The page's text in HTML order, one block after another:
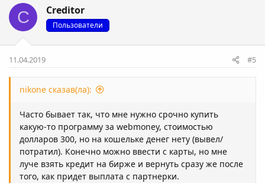
ц
і
ї
C Creditor
Пользователи
11.04.2019 #5
nikone сказав(ла):
Часто бывает так, что мне нужно срочно купить
какую-то программу за webmoney, стоимостью
долларов 300, но на кошельке денег нету (вывел/
потратил). Конечно можно ввести с карты, но мне
луче взять кредит на бирже и вернуть сразу же после
того, как придет выплата с партнерки.